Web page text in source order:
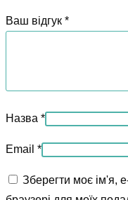
Ваш відгук *
Назва *
Email *
Зберегти моє ім'я,